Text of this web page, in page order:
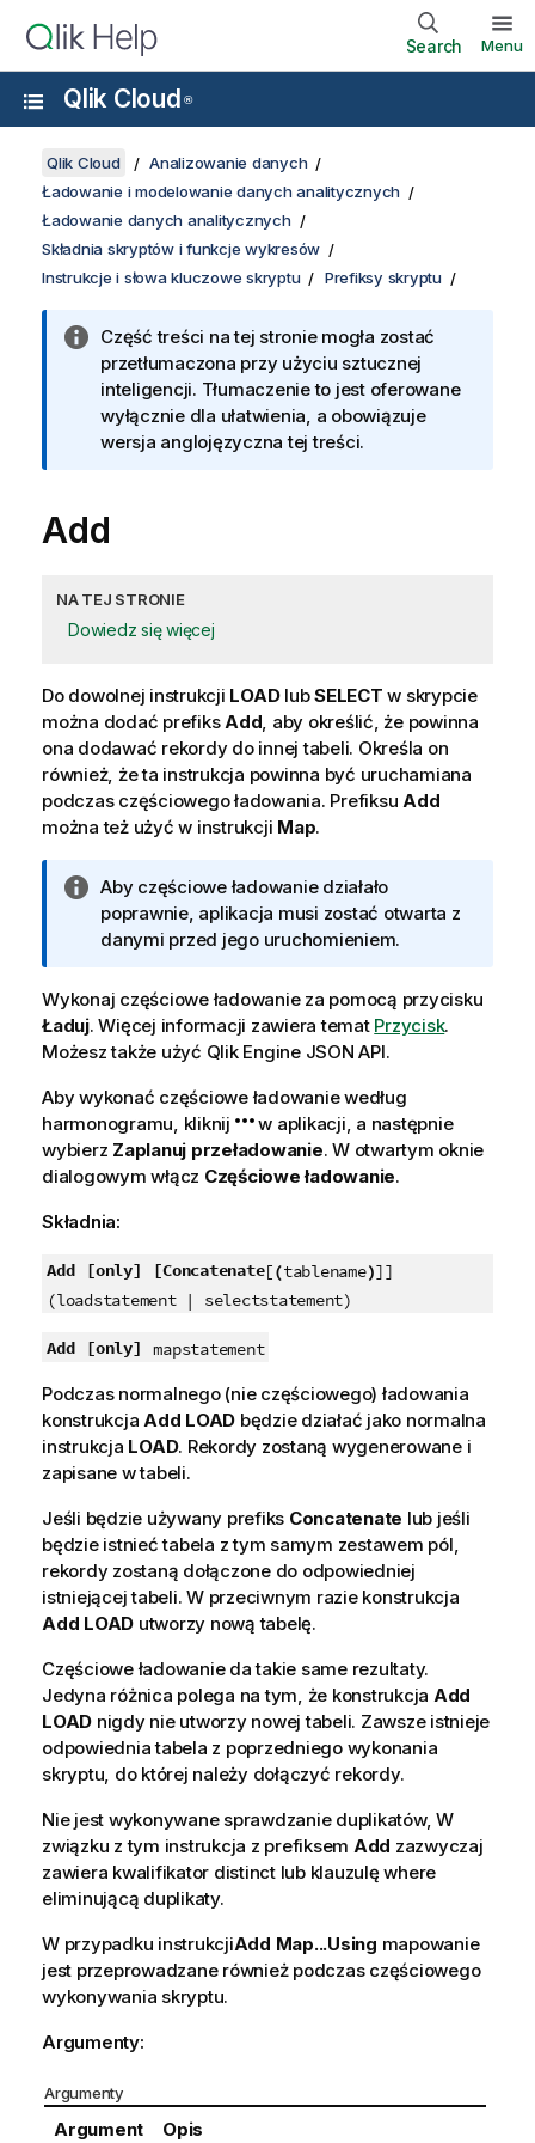
Search Menu
Qlik Cloud ®
Qlik Cloud
Analizowanie danych
Ładowanie i modelowanie danych analitycznych
Ładowanie danych analitycznych
Składnia skryptów i funkcje wykresów
Instrukcje i słowa kluczowe skryptu
Prefiksy skryptu
Część treści na tej stronie mogła zostać
przetłumaczona przy użyciu sztucznej
inteligencji. Tłumaczenie to jest oferowane
wyłącznie dla ułatwienia, a obowiązuje
wersja anglojęzyczna tej treści.
Add
NA TEJ STRONIE
Dowiedz się więcej
Do dowolnej instrukcji LOADlubSELECT w skrypcie
można dodać prefiksAdd, aby określić, że powinna
ona dodawać rekordy do innej tabeli. Określa on
również, że ta instrukcja powinna być uruchamiana
podczas częściowego ładowania. Prefiksu Add
można też użyć w instrukcji Map.
I
n
f
r
m
a
j
a
Aby częściowe ładowanie działało
poprawnie, aplikacja musi zostać otwarta z
danymi przed jego uruchomieniem.
Wykonaj częściowe ładowanie za pomocą przycisku
Ładuj. Więcej informacji zawiera temat Przycisk.
Możesz także użyć Qlik Engine JSON API.
Aby wykonać częściowe ładowanie według
harmonogramu, kliknij
w aplikacji, a następnie
wybierz Zaplanuj przeładowanie. W otwartym oknie
dialogowym włącz Częściowe ładowanie.
Składnia:
Add [only] [Concatenate[(tablename)]]
(loadstatement | selectstatement)
Add [only] mapstatement
Podczas normalnego (nie częściowego) ładowania
konstrukcja Add LOAD będzie działać jako normalna
instrukcja LOAD. Rekordy zostaną wygenerowane i
zapisane w tabeli.
Jeśli będzie używany prefiks Concatenate lub jeśli
będzie istnieć tabela z tym samym zestawem pól,
rekordy zostaną dołączone do odpowiedniej
istniejącej tabeli. W przeciwnym razie konstrukcja
Add LOAD utworzy nową tabelę.
Częściowe ładowanie da takie same rezultaty.
Jedyna różnica polega na tym, że konstrukcja Add
LOAD nigdy nie utworzy nowej tabeli. Zawsze istnieje
odpowiednia tabela z poprzedniego wykonania
skryptu, do której należy dołączyć rekordy.
Nie jest wykonywane sprawdzanie duplikatów, W
związku z tym instrukcja z prefiksem Add zazwyczaj
zawiera kwalifikator distinct lub klauzulę where
eliminującą duplikaty.
W przypadku instrukcjiAdd Map...Using mapowanie
jest przeprowadzane również podczas częściowego
wykonywania skryptu.
Argumenty:
Argumenty
Argument Opis